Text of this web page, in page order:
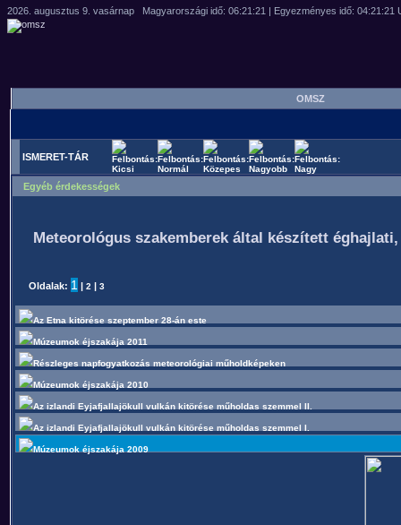
OMSZ
ISMERET-TÁR
Egyéb érdekességek
Meteorológus szakemberek által készített
Oldalak: 1 | 2 | 3
Az Etna kitörése szeptember 28-án este
Múzeumok éjszakája 2011
Részleges napfogyatkozás meteorológiai műholdképeken
Múzeumok éjszakája 2010
Az izlandi Eyjafjallajökull vulkán kitörése műholdas szemmel II.
Az izlandi Eyjafjallajökull vulkán kitörése műholdas szemmel I.
Múzeumok éjszakája 2009